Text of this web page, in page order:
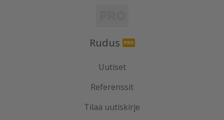
Rudus
Uutiset
Referenssit
Tilaa uutiskirje